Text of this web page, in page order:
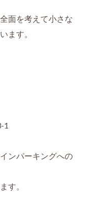
面を考えて小さな
ます。
1
ンパーキングへの
す。